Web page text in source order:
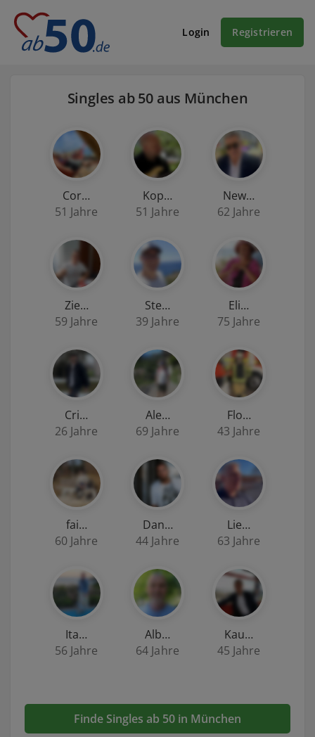
Login Registrieren
Singles ab 50 aus München
Cor…
51 Jahre
Kop…
51 Jahre
New…
62 Jahre
Zie…
59 Jahre
Ste…
39 Jahre
Eli…
75 Jahre
Cri…
26 Jahre
Ale…
69 Jahre
Flo…
43 Jahre
fai…
60 Jahre
Dan…
44 Jahre
Lie…
63 Jahre
Ita…
56 Jahre
Alb…
64 Jahre
Kau…
45 Jahre
Finde Singles ab 50 in München